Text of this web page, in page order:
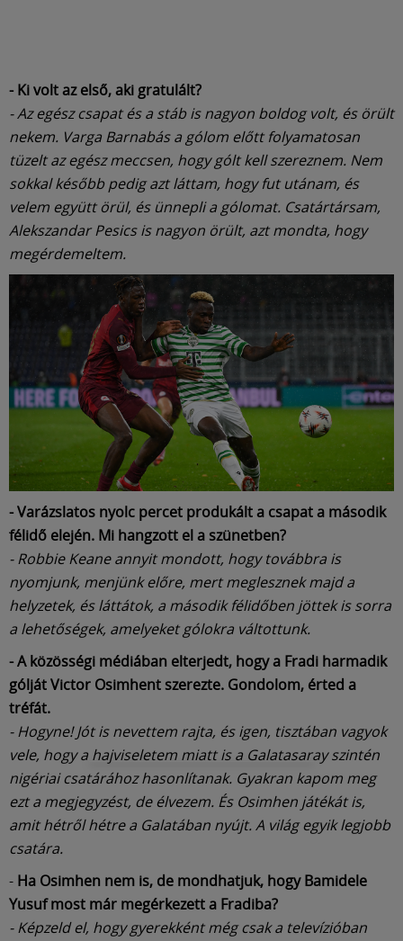
- Ki volt az első, aki gratulált?
- Az egész csapat és a stáb is nagyon boldog volt, és örült
nekem. Varga Barnabás a gólom előtt folyamatosan
tüzelt az egész meccsen, hogy gólt kell szereznem. Nem
sokkal később pedig azt láttam, hogy fut utánam, és
velem együtt örül, és ünnepli a gólomat. Csatártársam,
Alekszandar Pesics is nagyon örült, azt mondta, hogy
megérdemeltem.
- Varázslatos nyolc percet produkált a csapat a második
félidő elején. Mi hangzott el a szünetben?
- Robbie Keane annyit mondott, hogy továbbra is
nyomjunk, menjünk előre, mert meglesznek majd a
helyzetek, és láttátok, a második félidőben jöttek is sorra
a lehetőségek, amelyeket gólokra váltottunk.
- A közösségi médiában elterjedt, hogy a Fradi harmadik
gólját Victor Osimhent szerezte. Gondolom, érted a
tréfát.
- Hogyne! Jót is nevettem rajta, és igen, tisztában vagyok
vele, hogy a hajviseletem miatt is a Galatasaray szintén
nigériai csatárához hasonlítanak. Gyakran kapom meg
ezt a megjegyzést, de élvezem. És Osimhen játékát is,
amit hétről hétre a Galatában nyújt. A világ egyik legjobb
csatára.
- Ha Osimhen nem is, de mondhatjuk, hogy Bamidele
Yusuf most már megérkezett a Fradiba?
- Képzeld el, hogy gyerekként még csak a televízióban